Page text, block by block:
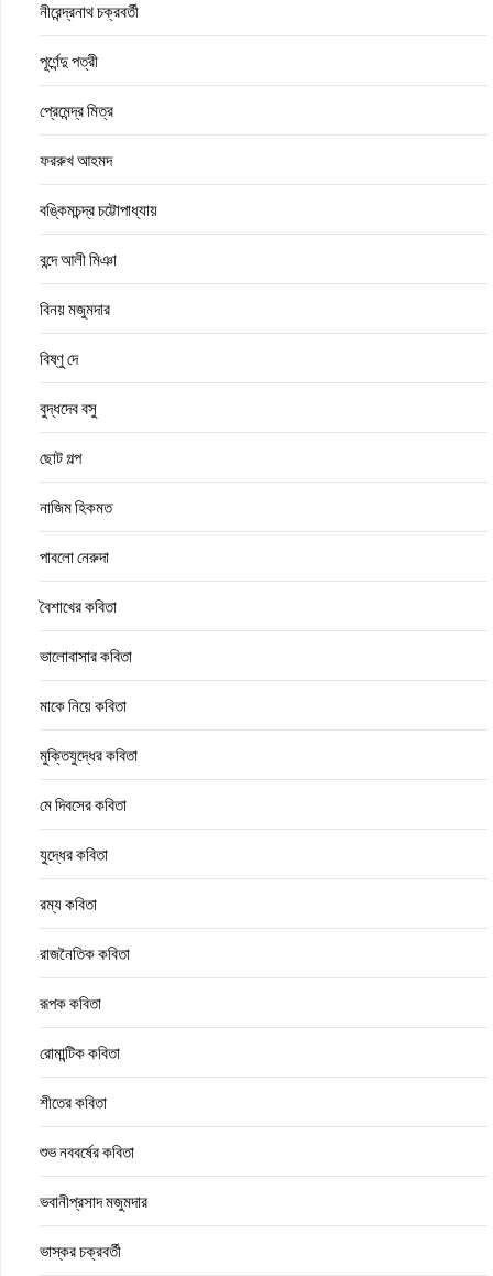
নীরেন্দ্রনাথ চক্রবর্তী
পূর্ণেন্দু পত্রী
প্রেমেন্দ্র মিত্র
ফররুখ আহমদ
বঙ্কিমচন্দ্র চট্টোপাধ্যায়
বন্দে আলী মিঞা
বিনয় মজুমদার
বিষ্ণু দে
বুদ্ধদেব বসু
ছোট গল্প
নাজিম হিকমত
পাবলো নেরুদা
বৈশাখের কবিতা
ভালোবাসার কবিতা
মাকে নিয়ে কবিতা
মুক্তিযুদ্ধের কবিতা
মে দিবসের কবিতা
যুদ্ধের কবিতা
রম্য কবিতা
রাজনৈতিক কবিতা
রূপক কবিতা
রোমান্টিক কবিতা
শীতের কবিতা
শুভ নববর্ষের কবিতা
ভবানীপ্রসাদ মজুমদার
ভাস্কর চক্রবর্তী